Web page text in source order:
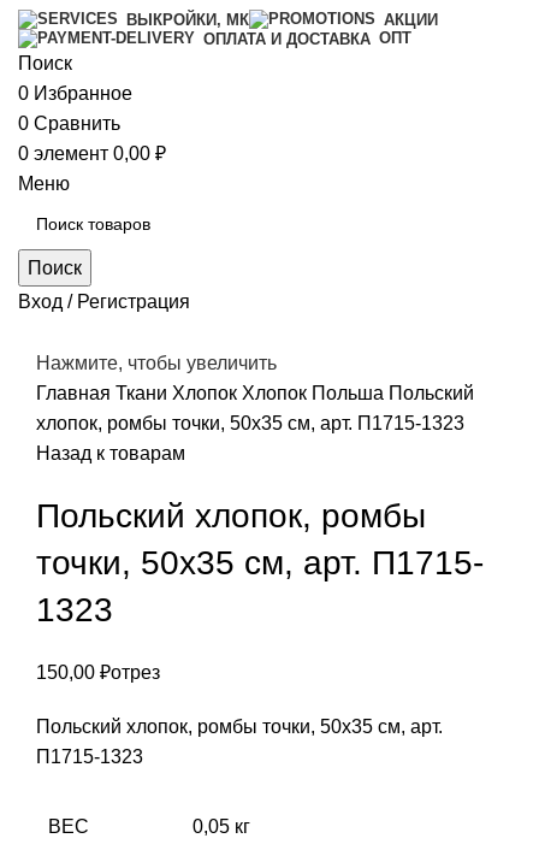
ВЫКРОЙКИ, МК
АКЦИИ
ОПЛАТА И ДОСТАВКА ОПТ
Поиск
0 Избранное
0 Сравнить
0 элемент 0,00 ₽
Меню
Поиск
Вход / Регистрация
Нажмите, чтобы увеличить
Главная Ткани Хлопок Хлопок Польша Польский
хлопок, ромбы точки, 50х35 см, арт. П1715-1323
Назад к товарам
Польский хлопок, ромбы
точки, 50х35 см, арт. П1715-
1323
150,00 ₽отрез
Польский хлопок, ромбы точки, 50х35 см, арт.
П1715-1323
ВЕС 0,05 кг